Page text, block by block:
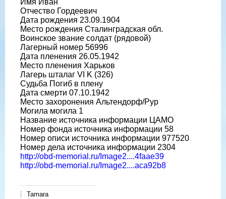
Имя Иван
Отчество Гордеевич
Дата рождения 23.09.1904
Место рождения Сталинградская обл.
Воинское звание солдат (рядовой)
Лагерный номер 56996
Дата пленения 26.05.1942
Место пленения Харьков
Лагерь шталаг VI K (326)
Судьба Погиб в плену
Дата смерти 07.10.1942
Место захоронения Альтендорф/Рур
Могила могила 1
Название источника информации ЦАМО
Номер фонда источника информации 58
Номер описи источника информации 977520
Номер дела источника информации 2304
http://obd-memorial.ru/Image2....4faae39
http://obd-memorial.ru/Image2....aca92b8
Tamara